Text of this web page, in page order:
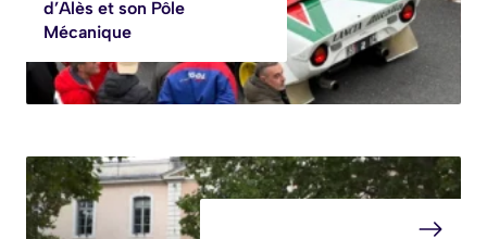
d’Alès et son Pôle
Mécanique